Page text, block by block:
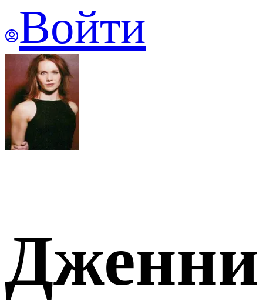
Войти
Дженни